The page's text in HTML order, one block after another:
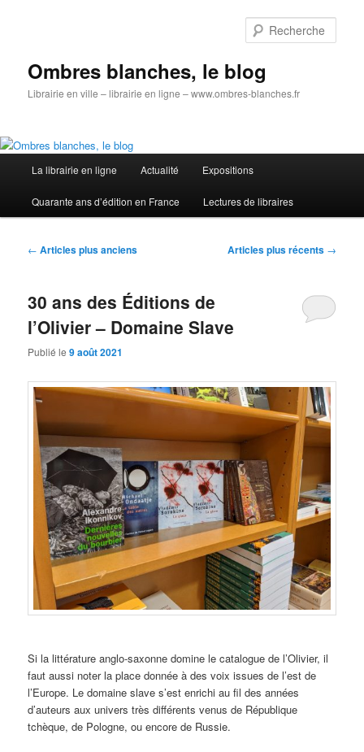
Ombres blanches, le blog
Librairie en ville – librairie en ligne – www.ombres-blanches.fr
principal
La librairie en ligne Actualité Expositions
Quarante ans d’édition en France Lectures de libraires
Navigation
← Articles plus anciens Articles plus récents →
30 ans des Éditions de
l’Olivier – Domaine Slave
Publié le9 août 2021
Si la littérature anglo-saxonne domine le catalogue de l’Olivier, il
faut aussi noter la place donnée à des voix issues de l’est de
l’Europe. Le domaine slave s’est enrichi au fil des années
d’auteurs aux univers très différents venus de République
tchèque, de Pologne, ou encore de Russie.